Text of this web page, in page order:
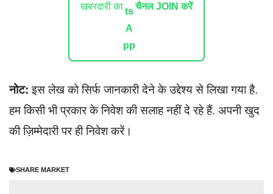
खबरदारी का चैनल JOIN करें
नोट:इस लेख को सिर्फ जानकारी देने के उद्देश्य से लिखा गया है.
हम किसी भी प्रकार के निवेश की सलाह नहीं दे रहे हैं. अपनी खुद
की ज़िम्मेदारी पर ही निवेश करें।
SHARE MARKET